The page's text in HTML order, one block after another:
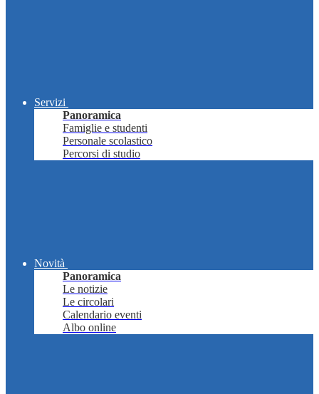
Servizi
Panoramica
Famiglie e studenti
Personale scolastico
Percorsi di studio
Novità
Panoramica
Le notizie
Le circolari
Calendario eventi
Albo online